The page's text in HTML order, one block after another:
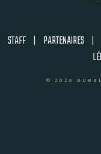
STAFF | PARTENAIRES |
© 2026